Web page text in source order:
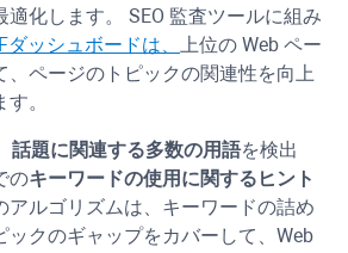
適化します。 SEO 監査ツールに組み
ダッシュボードは、 上位の Web ペー
、ページのトピックの関連性を向上
。
話題に関連する多数の用語を検出
のキーワードの使用に関するヒント
アルゴリズムは、キーワードの詰め
ックのギャップをカバーして、Web